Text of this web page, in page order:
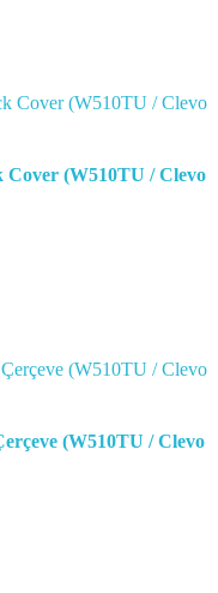
(W510TU / Clevo
(W510TU / Clevo